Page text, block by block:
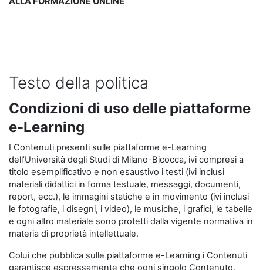
Testo della politica
Condizioni di uso delle piattaforme
e-Learning
I Contenuti presenti sulle piattaforme e-Learning
dell’Università degli Studi di Milano-Bicocca, ivi compresi a
titolo esemplificativo e non esaustivo i testi (ivi inclusi
materiali didattici in forma testuale, messaggi, documenti,
report, ecc.), le immagini statiche e in movimento (ivi inclusi
le fotografie, i disegni, i video), le musiche, i grafici, le tabelle
e ogni altro materiale sono protetti dalla vigente normativa in
materia di proprietà intellettuale.
Colui che pubblica sulle piattaforme e-Learning i Contenuti
garantisce espressamente che ogni singolo Contenuto,